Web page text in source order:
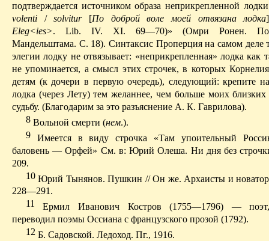
подтверждается источником образа неприкрепленной
volenti /solvitur[По доброй воле моей отвязана лодка
Eleg<ies>. Lib. IV. XI. 69—70)» (Омри Ронен.
Мандельштама. С. 18). Синтаксис Проперцияна самом деле
элегии лодку не отвязывает: «неприкрепленная» лодка как
не упоминается, а смысл этих строчек, в которыхКорнелия
детям (к дочери в первую очередь), следующий: крепите
лодка (через Лету) тем желаннее, чем больше моих
судьбу. (Благодарим за это разъяснение А. К. Гаврилова).
8Вольной смерти (нем.).
9Имеется в виду строчка «Там упоительный
баловень — Орфей» См. в: ЮрийОлеша. Ни дня без
209.
10Юрий Тынянов. Пушкин // Он же. Архаисты и
228—291.
11
Ермил Иванович Костров (1755—1796) — поэт,
переводил поэмы Оссиана с французского прозой (1792).
12Б. Садовской. Ледоход. Пг., 1916.